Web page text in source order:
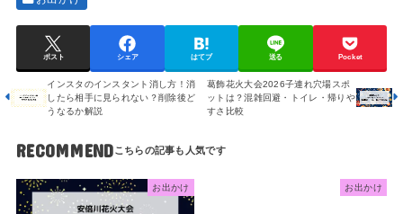
ポスト シェア はてブ 送る Pocket
インスタのインスタント消し方！消
したら相手に見られない？削除後ど
うなるか解説
葛飾花火大会2026子連れ穴場スポ
ットは？混雑回避・トイレ・帰りや
すさ比較
RECOMMEND
お出かけ お出かけ